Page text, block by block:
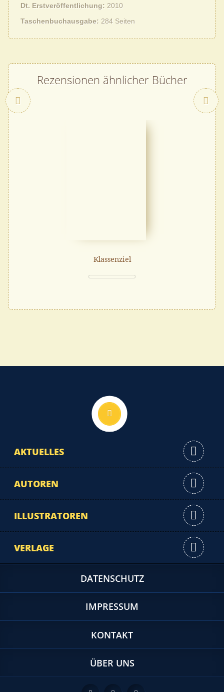
Dt. Erstveröffentlichung
2010
Taschenbuchausgabe
284 Seiten
Rezensionen ähnlicher Bücher
Klassenziel
AKTUELLES
AUTOREN
ILLUSTRATOREN
VERLAGE
DATENSCHUTZ
IMPRESSUM
KONTAKT
ÜBER UNS
Feed